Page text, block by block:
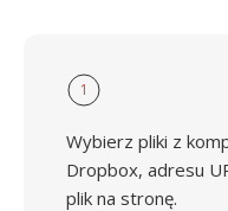
1
Wybierz pliki z
Dropbox, adresu
plik na stronę.